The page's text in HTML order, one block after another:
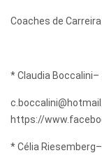
Coaches de
* Claudia Boccalini–
https://
* Célia